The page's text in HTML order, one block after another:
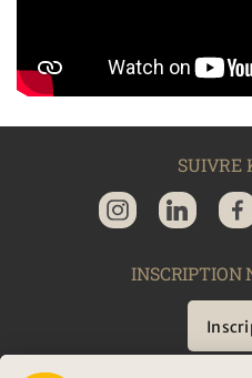
SUIVRE
INSCRIPTION